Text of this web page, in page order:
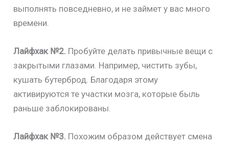
выполнять повседневно, и не займет у вас много
времени.
Лайфхак №2. Пробуйте делать привычные вещи с
закрытыми глазами. Например, чистить зубы,
кушать бутерброд. Благодаря этому
активируются те участки мозга, которые быль
раньше заблокированы.
Лайфхак №3. Похожим образом действует смена